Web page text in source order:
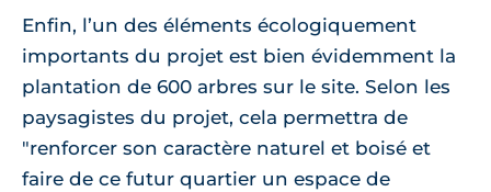
Enfin, l’un des éléments écologiquement
importants du projet est bien évidemment la
plantation de 600 arbres sur le site. Selon les
paysagistes du projet, cela permettra de
"renforcer son caractère naturel et boisé et
faire de ce futur quartier un espace de